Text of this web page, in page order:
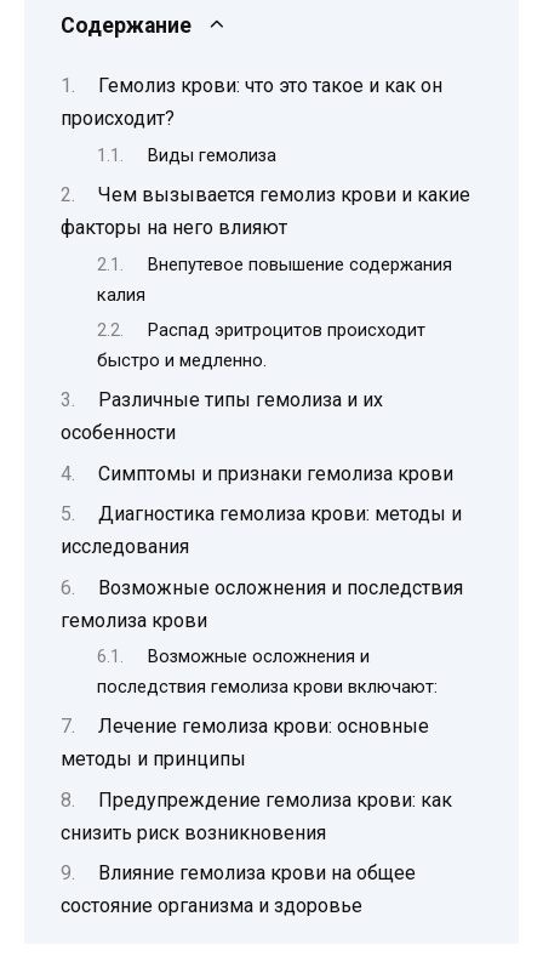
Содержание
Гемолиз крови: что это такое и как он
происходит?
Виды гемолиза
Чем вызывается гемолиз крови и какие
факторы на него влияют
Внепутевое повышение содержания
калия
Распад эритроцитов происходит
быстро и медленно.
Различные типы гемолиза и их
особенности
Симптомы и признаки гемолиза крови
Диагностика гемолиза крови: методы и
исследования
Возможные осложнения и последствия
гемолиза крови
Возможные осложнения и
последствия гемолиза крови включают:
Лечение гемолиза крови: основные
методы и принципы
Предупреждение гемолиза крови: как
снизить риск возникновения
Влияние гемолиза крови на общее
состояние организма и здоровье